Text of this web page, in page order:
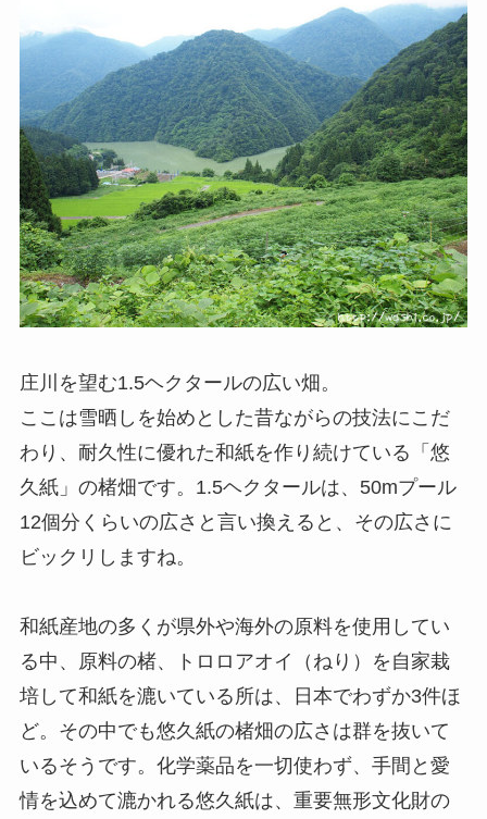
庄川を望む1.5ヘクタールの広い畑。
ここは雪晒しを始めとした昔ながらの技法にこだ
わり、耐久性に優れた和紙を作り続けている「悠
久紙」の楮畑です。1.5ヘクタールは、50mプール
12個分くらいの広さと言い換えると、その広さに
ビックリしますね。
和紙産地の多くが県外や海外の原料を使用してい
る中、原料の楮、トロロアオイ（ねり）を自家栽
培して和紙を漉いている所は、日本でわずか3件ほ
ど。その中でも悠久紙の楮畑の広さは群を抜いて
いるそうです。化学薬品を一切使わず、手間と愛
情を込めて漉かれる悠久紙は、重要無形文化財の